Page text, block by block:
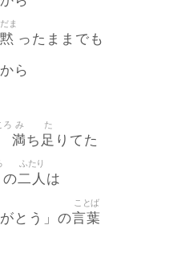
黙
だま
ったままでも
ら
ろ
満
み
ち 足
た
りてた
の二人
ふたり
は
とう」の言葉
ことば